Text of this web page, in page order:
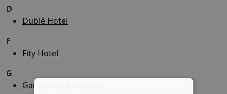
D
Dublê Hotel
F
Fity Hotel
G
Garvey Inn Recife Flat